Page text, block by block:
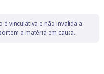
é vinculativa e não invalida a
a matéria em causa.